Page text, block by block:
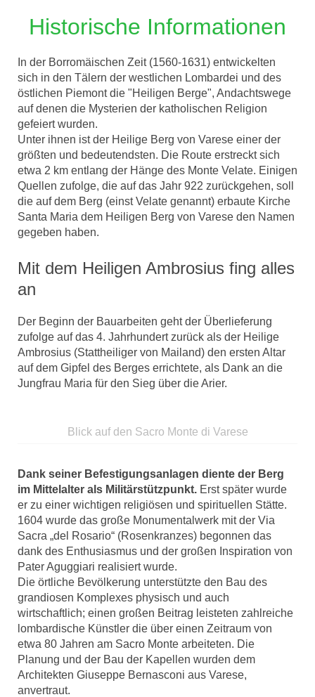
Historische Informationen
In der Borromäischen Zeit (1560-1631) entwickelten
sich in den Tälern der westlichen Lombardei und des
östlichen Piemont die "Heiligen Berge", Andachtswege
auf denen die Mysterien der katholischen Religion
gefeiert wurden.
Unter ihnen ist der Heilige Berg von Varese einer der
größten und bedeutendsten. Die Route erstreckt sich
etwa 2 km entlang der Hänge des Monte Velate. Einigen
Quellen zufolge, die auf das Jahr 922 zurückgehen, soll
die auf dem Berg (einst Velate genannt) erbaute Kirche
Santa Maria dem Heiligen Berg von Varese den Namen
gegeben haben.
Mit dem Heiligen Ambrosius fing alles
an
Der Beginn der Bauarbeiten geht der Überlieferung
zufolge auf das 4. Jahrhundert zurück als der Heilige
Ambrosius (Stattheiliger von Mailand) den ersten Altar
auf dem Gipfel des Berges errichtete, als Dank an die
Jungfrau Maria für den Sieg über die Arier.
Blick auf den Sacro Monte di Varese
Dank seiner Befestigungsanlagen diente der Berg
im Mittelalter als Militärstützpunkt. Erst später wurde
er zu einer wichtigen religiösen und spirituellen Stätte.
1604 wurde das große Monumentalwerk mit der Via
Sacra „del Rosario“ (Rosenkranzes) begonnen das
dank des Enthusiasmus und der großen Inspiration von
Pater Aguggiari realisiert wurde.
Die örtliche Bevölkerung unterstützte den Bau des
grandiosen Komplexes physisch und auch
wirtschaftlich; einen großen Beitrag leisteten zahlreiche
lombardische Künstler die über einen Zeitraum von
etwa 80 Jahren am Sacro Monte arbeiteten. Die
Planung und der Bau der Kapellen wurden dem
Architekten Giuseppe Bernasconi aus Varese,
anvertraut.